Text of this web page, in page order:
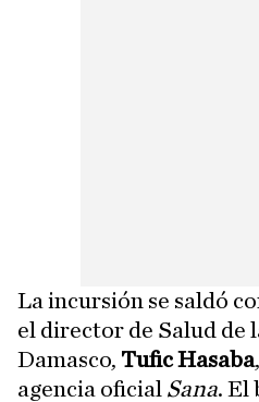
La incursión se saldó
el director de Salud de
Damasco, Tufic Hasaba
agencia oficial Sana. El